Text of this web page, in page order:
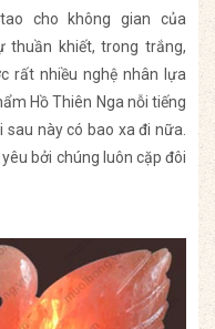
cho không gian của
thuần khiết, trong trắng,
rất nhiều nghệ nhân lựa
Hồ Thiên Nga nỗi tiếng
này có bao xa đi nữa.
bởi chúng luôn cặp đôi